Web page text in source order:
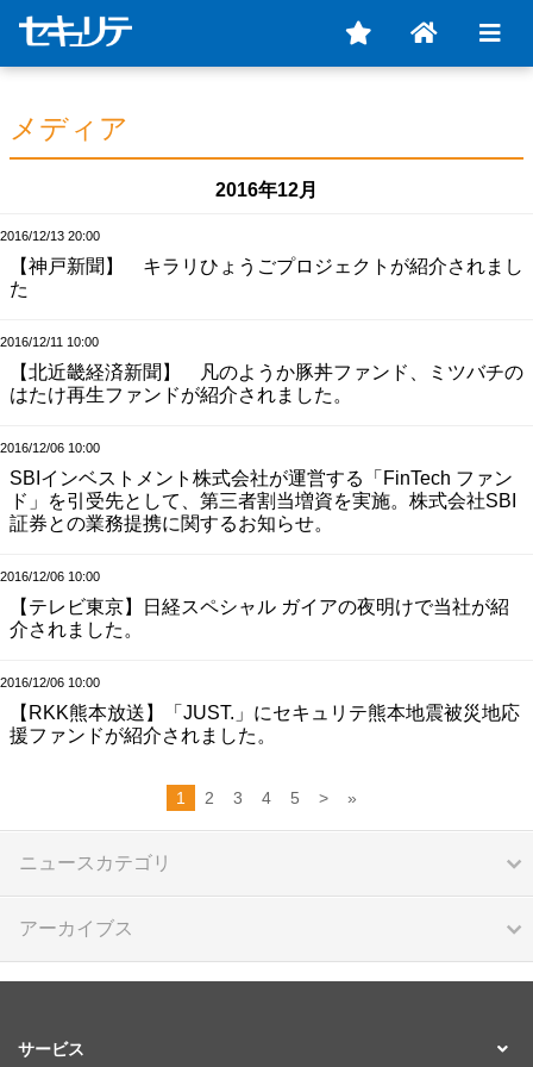
メディア
2016年12月
2016/12/13 20:00
【神戸新聞】 キラリひょうごプロジェクトが紹介されまし
た
2016/12/11 10:00
【北近畿経済新聞】 凡のようか豚丼ファンド、ミツバチの
はたけ再生ファンドが紹介されました。
2016/12/06 10:00
SBIインベストメント株式会社が運営する「FinTech ファン
ド」を引受先として、第三者割当増資を実施。株式会社SBI
証券との業務提携に関するお知らせ。
2016/12/06 10:00
【テレビ東京】日経スペシャル ガイアの夜明けで当社が紹
介されました。
2016/12/06 10:00
【RKK熊本放送】「JUST.」にセキュリテ熊本地震被災地応
援ファンドが紹介されました。
1 2 3 4 5 > »
ニュースカテゴリ
アーカイブス
サービス